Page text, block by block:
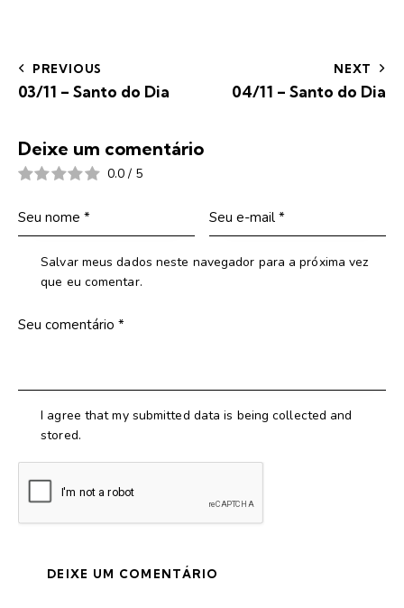
PREVIOUS
03/11 – Santo do Dia
NEXT
04/11 – Santo do Dia
Deixe um comentário
0.0 / 5
Salvar meus dados neste navegador para a próxima vez
que eu comentar.
I agree that my submitted data is being collected and
stored.